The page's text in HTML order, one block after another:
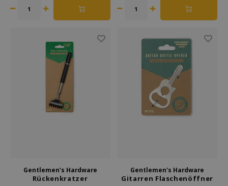
Gentlemen's Hardware
Rückenkratzer
Gentlemen's Hardware
Gitarren Flaschenöffner